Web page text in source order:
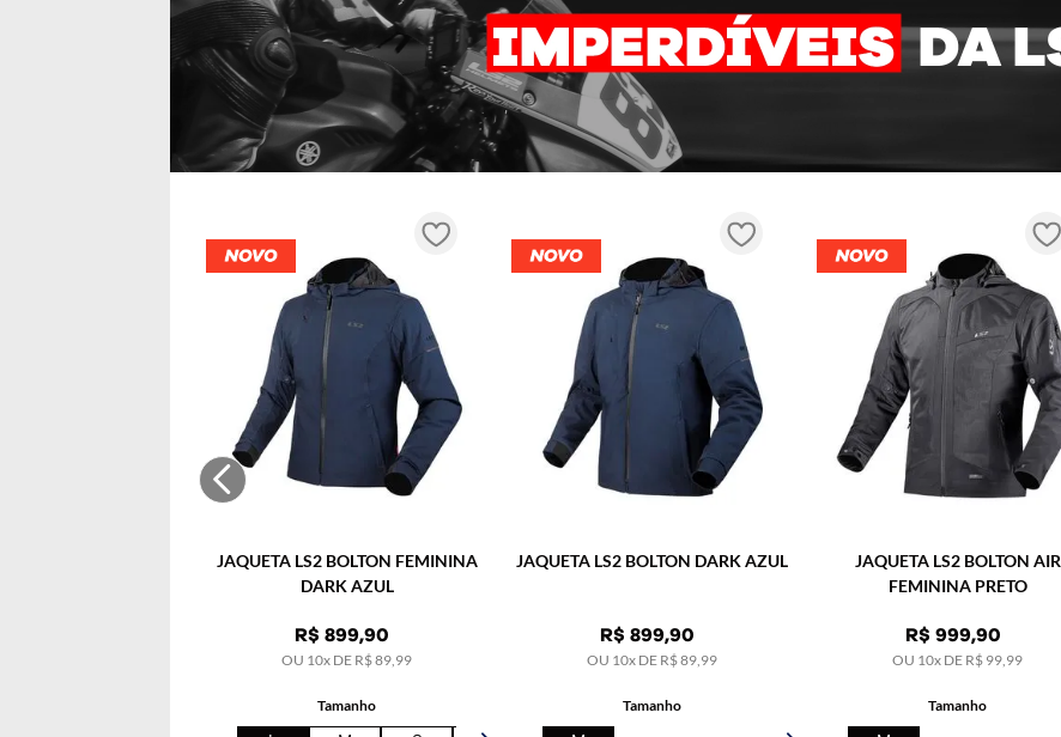
JAQUETA LS2 BOLTON FEMININA
DARK AZUL
R$ 899,90
OU 10x DE R$89 99
Tamanho
JAQUETA LS2 BOLTON DARK AZUL
R$ 899,90
OU 10x DE R$89 99
Tamanho
JAQUETA LS2 BOLTON AIR
FEMININA PRETO
R$ 999,90
OU 10x DE R$ 99 99
Tamanho